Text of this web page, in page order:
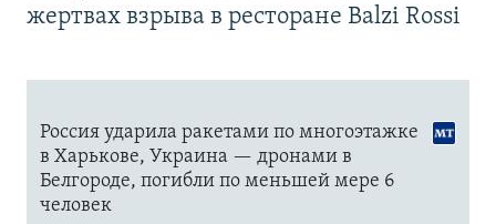
жертвах взрыва в ресторане Balzi Rossi